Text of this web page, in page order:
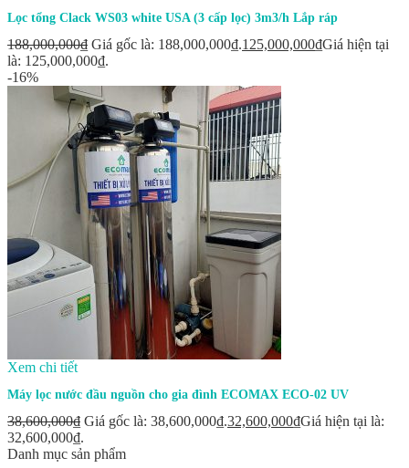
Lọc tổng Clack WS03 white USA (3 cấp lọc) 3m3/h Lắp ráp
188,000,000₫ Giá gốc là: 188,000,000₫.125,000,000₫Giá hiện tại
là: 125,000,000₫.
-16%
Xem chi tiết
Máy lọc nước đầu nguồn cho gia đình ECOMAX ECO-02 UV
38,600,000₫ Giá gốc là: 38,600,000₫.32,600,000₫Giá hiện tại là:
32,600,000₫.
Danh mục sản phẩm